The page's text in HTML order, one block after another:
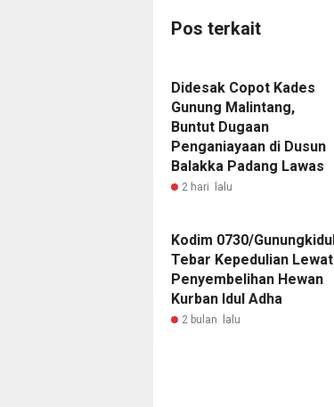
Pos terkait
Didesak Copot Kades
Gunung Malintang,
Buntut Dugaan
Penganiayaan di Dusun
Balakka Padang Lawas
2 hari lalu
Kodim 0730/Gunungkidul
Tebar Kepedulian Lewat
Penyembelihan Hewan
Kurban Idul Adha
2 bulan lalu